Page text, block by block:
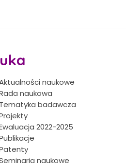
naukowe
naukowa
Tematyka badawcza
2022-2025
naukowe